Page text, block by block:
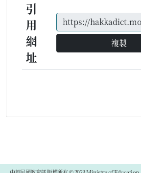
引
用
網
址
複製